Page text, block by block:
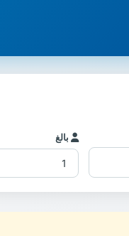
بالغ